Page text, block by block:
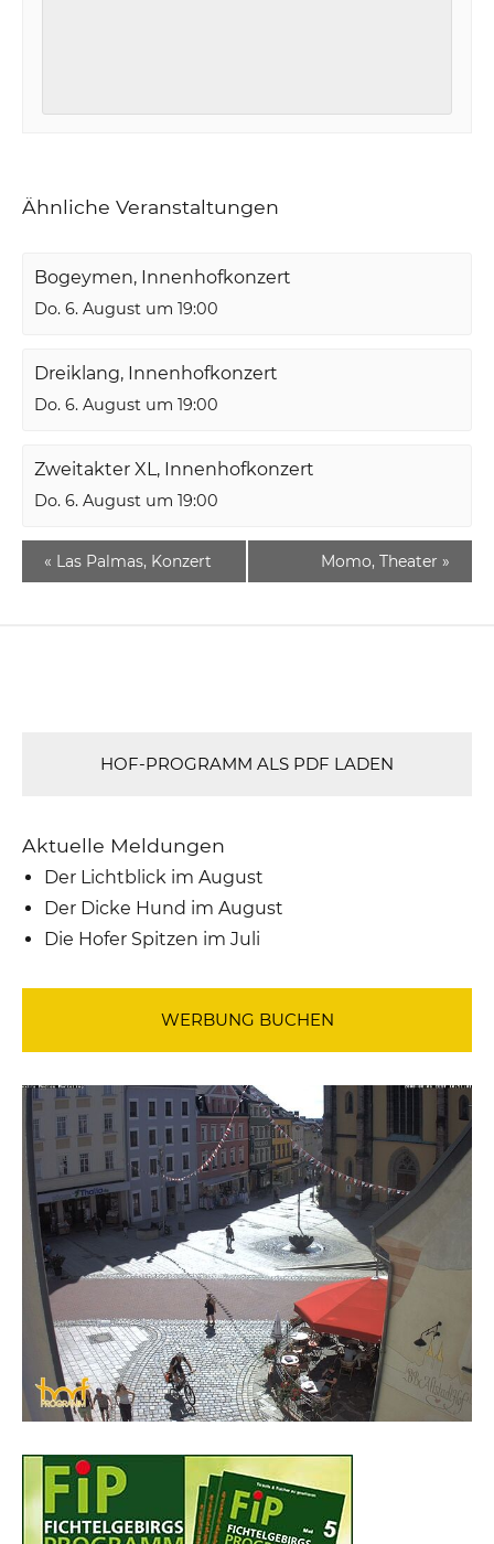
Ähnliche Veranstaltungen
Bogeymen, Innenhofkonzert
Do. 6. August um 19:00
Dreiklang, Innenhofkonzert
Do. 6. August um 19:00
Zweitakter XL, Innenhofkonzert
Do. 6. August um 19:00
« Las Palmas, Konzert Momo, Theater »
HOF-PROGRAMM ALS PDF LADEN
Aktuelle Meldungen
Der Lichtblick im August
Der Dicke Hund im August
Die Hofer Spitzen im Juli
WERBUNG BUCHEN